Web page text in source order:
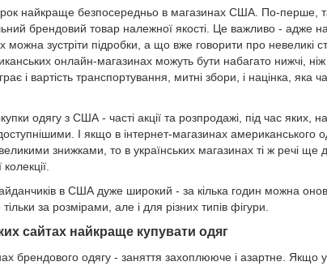
найкраще безпосередньо в магазинах США. По-перше,
брендовий товар належної якості. Це важливо - адже
можна зустріти підробки, а що вже говорити про невеликі
онлайн-магазинах можуть бути набагато нижчі, ніж
і вартість транспортування, митні збори, і націнка, яка
одягу з США - часті акції та розпродажі, під час яких,
І якщо в інтернет-магазинах американського
знижками, то в українських магазинах ті ж речі ще
в США дуже широкий - за кілька годин можна
за розмірами, але і для різних типів фігури.
сайтах найкраще купувати одяг
брендового одягу - заняття захоплююче і азартне. Якщо